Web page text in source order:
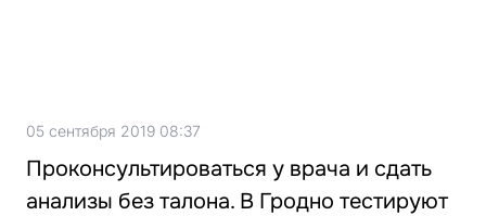
05 сентября 2019 08:37
Проконсультироваться у врача и сдать
анализы без талона. В Гродно тестируют